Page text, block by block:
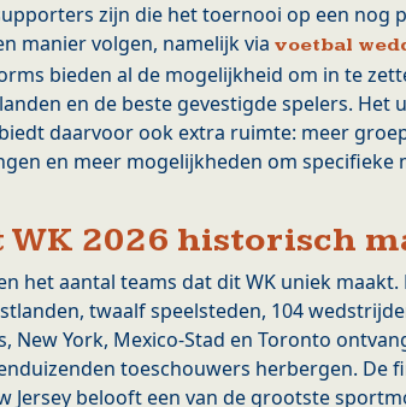
zijn die het toernooi op een nog
manier volgen, namelijk via voetbal
bieden al de mogelijkheid om in te
en de beste gevestigde spelers. Het
daarvoor ook extra ruimte: meer
en meer mogelijkheden om specifieke
WK 2026 historisch
het aantal teams dat dit WK uniek maakt.
twaalf speelsteden, 104
New York, Mexico-Stad en Toronto
toeschouwers herbergen. De
Jersey belooft een van de grootste